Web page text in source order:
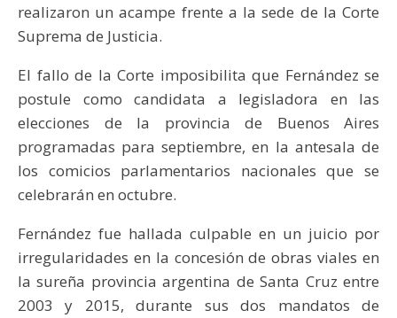
realizaron un acampe frente a la sede de la Corte
Suprema de Justicia.
El fallo de la Corte imposibilita que Fernández se
postule como candidata a legisladora en las
elecciones de la provincia de Buenos Aires
programadas para septiembre, en la antesala de
los comicios parlamentarios nacionales que se
celebrarán en octubre.
Fernández fue hallada culpable en un juicio por
irregularidades en la concesión de obras viales en
la sureña provincia argentina de Santa Cruz entre
2003 y 2015, durante sus dos mandatos de